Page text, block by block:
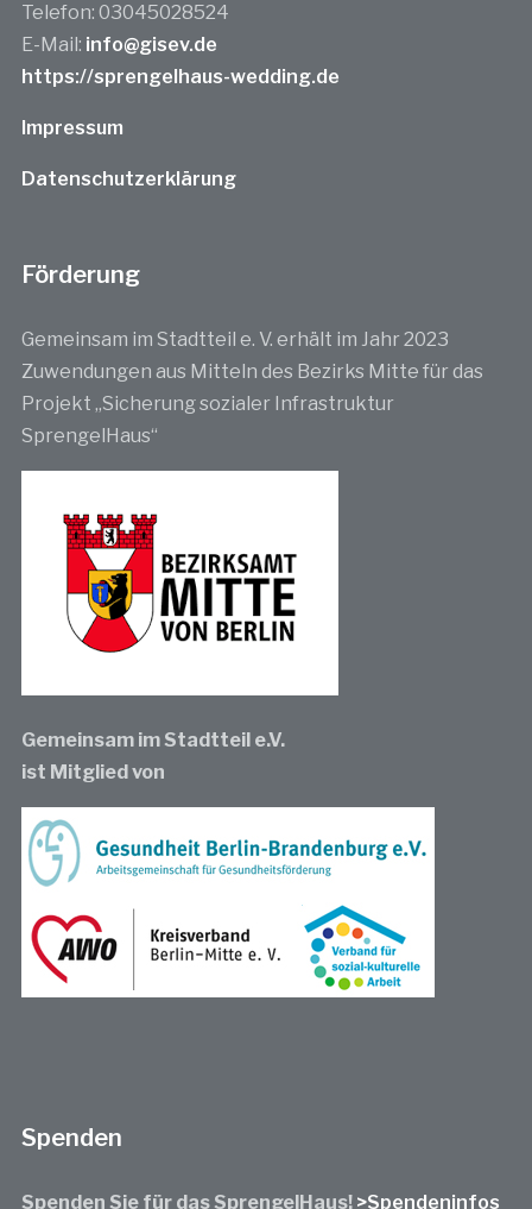
Telefon: 03045028524
E-Mail: info@gisev.de
https://sprengelhaus-wedding.de
Impressum
Datenschutzerklärung
Förderung
Gemeinsam im Stadtteil e. V. erhält im Jahr 2023
Zuwendungen aus Mitteln des Bezirks Mitte für das
Projekt „Sicherung sozialer Infrastruktur
SprengelHaus“
Gemeinsam im Stadtteil e.V.
ist Mitglied von
Spenden
Spenden Sie für das SprengelHaus! >Spendeninfos